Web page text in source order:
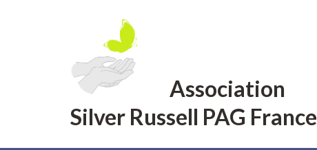
Association
Silver Russell PAG France